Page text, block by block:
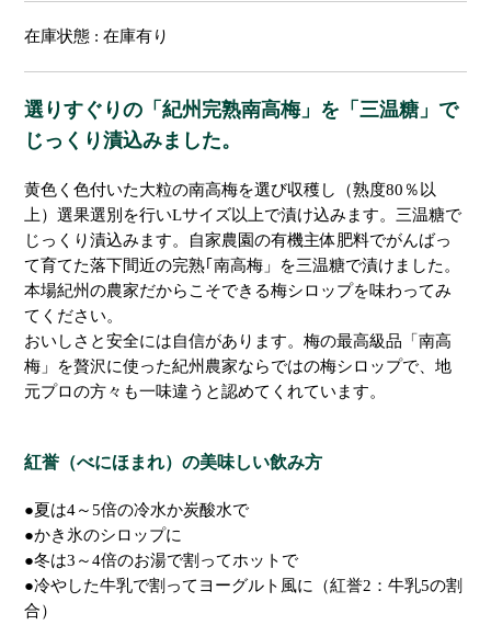
在庫状態 : 在庫有り
選りすぐりの「紀州完熟南高梅」を「三温糖」で
じっくり漬込みました。
黄色く色付いた大粒の南高梅を選び収穫し（熟度80％以
上）選果選別を行いLサイズ以上で漬け込みます。三温糖で
じっくり漬込みます。自家農園の有機主体肥料でがんばっ
て育てた落下間近の完熟｢南高梅」を三温糖で漬けました。
本場紀州の農家だからこそできる梅シロップを味わってみ
てください。
おいしさと安全には自信があります。梅の最高級品「南高
梅」を贅沢に使った紀州農家ならではの梅シロップで、地
元プロの方々も一味違うと認めてくれています。
紅誉（べにほまれ）の美味しい飲み方
●夏は4～5倍の冷水か炭酸水で
●かき氷のシロップに
●冬は3～4倍のお湯で割ってホットで
●冷やした牛乳で割ってヨーグルト風に（紅誉2：牛乳5の割
合）